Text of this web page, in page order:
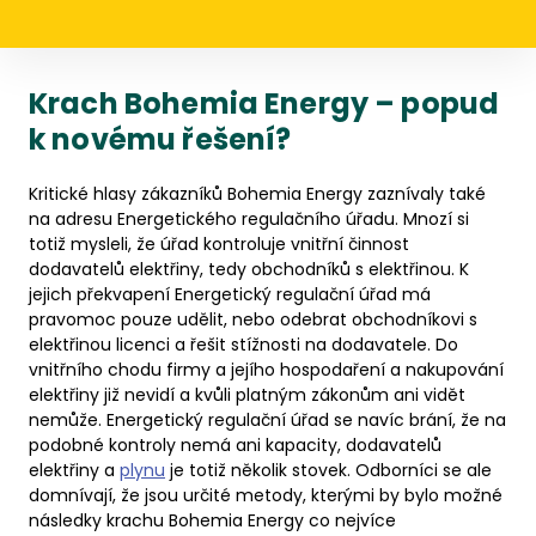
Krach Bohemia Energy – popud
k novému řešení?
Kritické hlasy zákazníků Bohemia Energy zaznívaly také
na adresu Energetického regulačního úřadu. Mnozí si
totiž mysleli, že úřad kontroluje vnitřní činnost
dodavatelů elektřiny, tedy obchodníků s elektřinou. K
jejich překvapení Energetický regulační úřad má
pravomoc pouze udělit, nebo odebrat obchodníkovi s
elektřinou licenci a řešit stížnosti na dodavatele. Do
vnitřního chodu firmy a jejího hospodaření a nakupování
elektřiny již nevidí a kvůli platným zákonům ani vidět
nemůže. Energetický regulační úřad se navíc brání, že na
podobné kontroly nemá ani kapacity, dodavatelů
elektřiny a plynu je totiž několik stovek. Odborníci se ale
domnívají, že jsou určité metody, kterými by bylo možné
následky krachu Bohemia Energy co nejvíce